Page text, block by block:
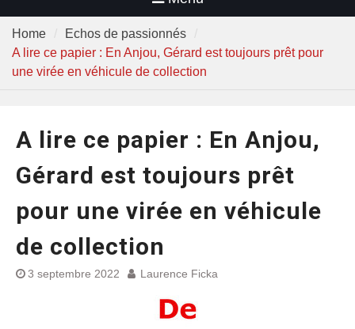
Home
Echos de passionnés
A lire ce papier : En Anjou, Gérard est toujours prêt pour
une virée en véhicule de collection
A lire ce papier : En Anjou,
Gérard est toujours prêt
pour une virée en véhicule
de collection
3 septembre 2022 Laurence Ficka